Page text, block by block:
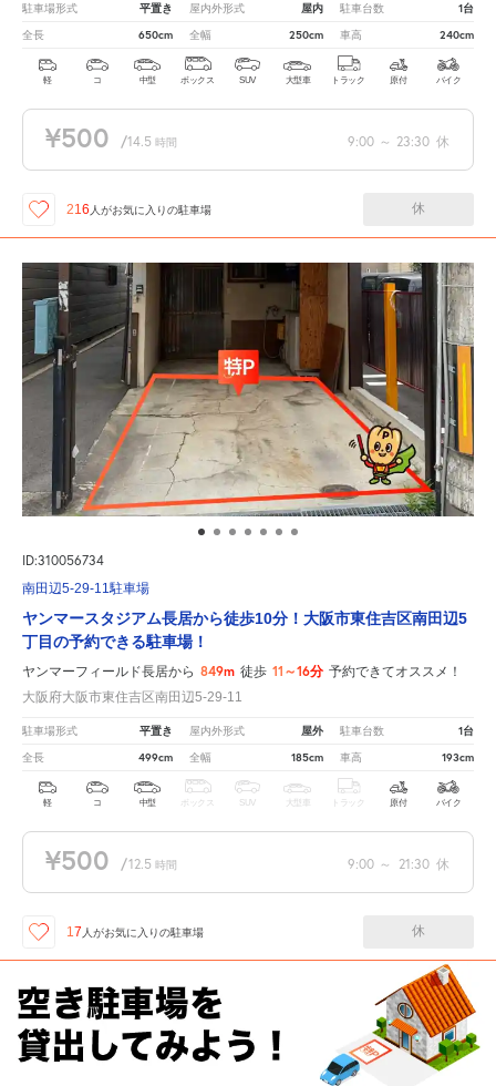
駐車場形式 平置き 屋内外形式 屋内 駐車台数 1台
全長 650cm 全幅 250cm 車高 240cm
軽 コ 中型 ボックス SUV 大型車 トラック 原付 バイク
¥500 /14.5 時間 9:00 ～ 23:30 休
216 人がお気に入りの駐車場 休
ID:310056734
南田辺5-29-11駐車場
ヤンマースタジアム長居から徒歩10分！大阪市東住吉区南田辺5
丁目の予約できる駐車場！
ヤンマーフィールド長居から 849m 徒歩 11～16分 予約できてオススメ！
大阪府大阪市東住吉区南田辺5-29-11
駐車場形式 平置き 屋内外形式 屋外 駐車台数 1台
全長 499cm 全幅 185cm 車高 193cm
軽 コ 中型 ボックス SUV 大型車 トラック 原付 バイク
¥500 /12.5 時間 9:00 ～ 21:30 休
17 人がお気に入りの駐車場 休